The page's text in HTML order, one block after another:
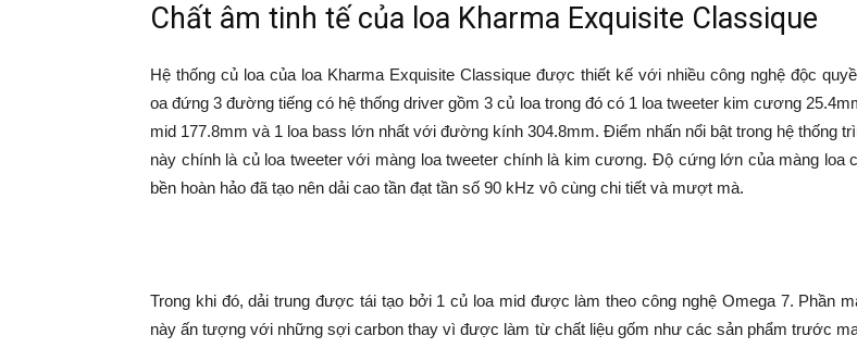
Chất âm tinh tế của loa Kharma Exquisite Classique
Hệ thống củ loa của loa Kharma Exquisite Classique được thiết kế với nhiều công nghệ độc
oa đứng 3 đường tiếng có hệ thống driver gồm 3 củ loa trong đó có 1 loa tweeter kim cương
mid 177.8mm và 1 loa bass lớn nhất với đường kính 304.8mm. Điểm nhấn nổi bật trong hệ thống
này chính là củ loa tweeter với màng loa tweeter chính là kim cương. Độ cứng lớn của màng loa
bền hoàn hảo đã tạo nên dải cao tần đạt tần số 90 kHz vô cùng chi tiết và mượt mà.
Trong khi đó, dải trung được tái tạo bởi 1 củ loa mid được làm theo công nghệ Omega 7. Phần
này ấn tượng với những sợi carbon thay vì được làm từ chất liệu gốm như các sản phẩm trước